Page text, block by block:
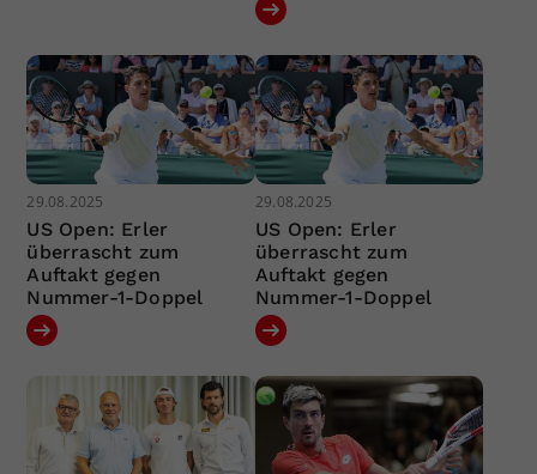
29.08.2025
US Open: Erler
überrascht zum
Auftakt gegen
Nummer-1-Doppel
29.08.2025
US Open: Erler
überrascht zum
Auftakt gegen
Nummer-1-Doppel